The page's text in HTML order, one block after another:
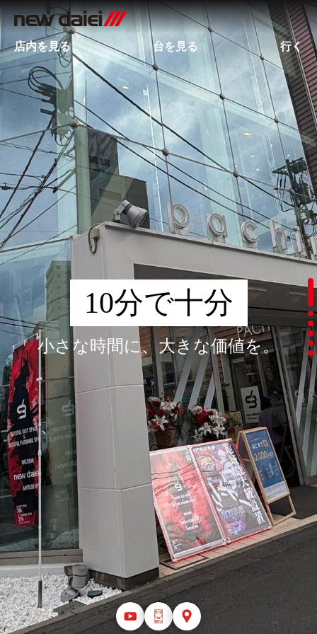
店内を見る 台を見る 行く
10分で十分
小さな時間に、大きな価値を。